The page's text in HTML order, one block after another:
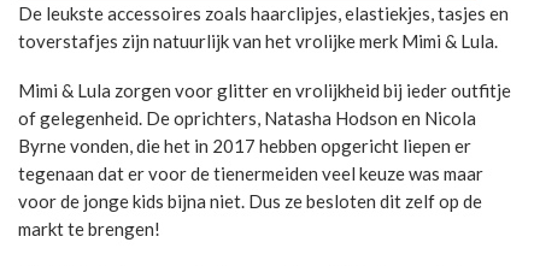
De leukste accessoires zoals haarclipjes, elastiekjes, tasjes en
toverstafjes zijn natuurlijk van het vrolijke merk Mimi & Lula.
Mimi & Lula zorgen voor glitter en vrolijkheid bij ieder outfitje
of gelegenheid. De oprichters, Natasha Hodson en Nicola
Byrne vonden, die het in 2017 hebben opgericht liepen er
tegenaan dat er voor de tienermeiden veel keuze was maar
voor de jonge kids bijna niet. Dus ze besloten dit zelf op de
markt te brengen!